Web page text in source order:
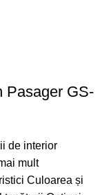
Pasager GS-
de interior
mult
Culoarea și